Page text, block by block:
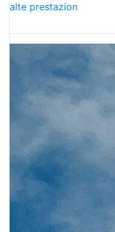
alte prestazion